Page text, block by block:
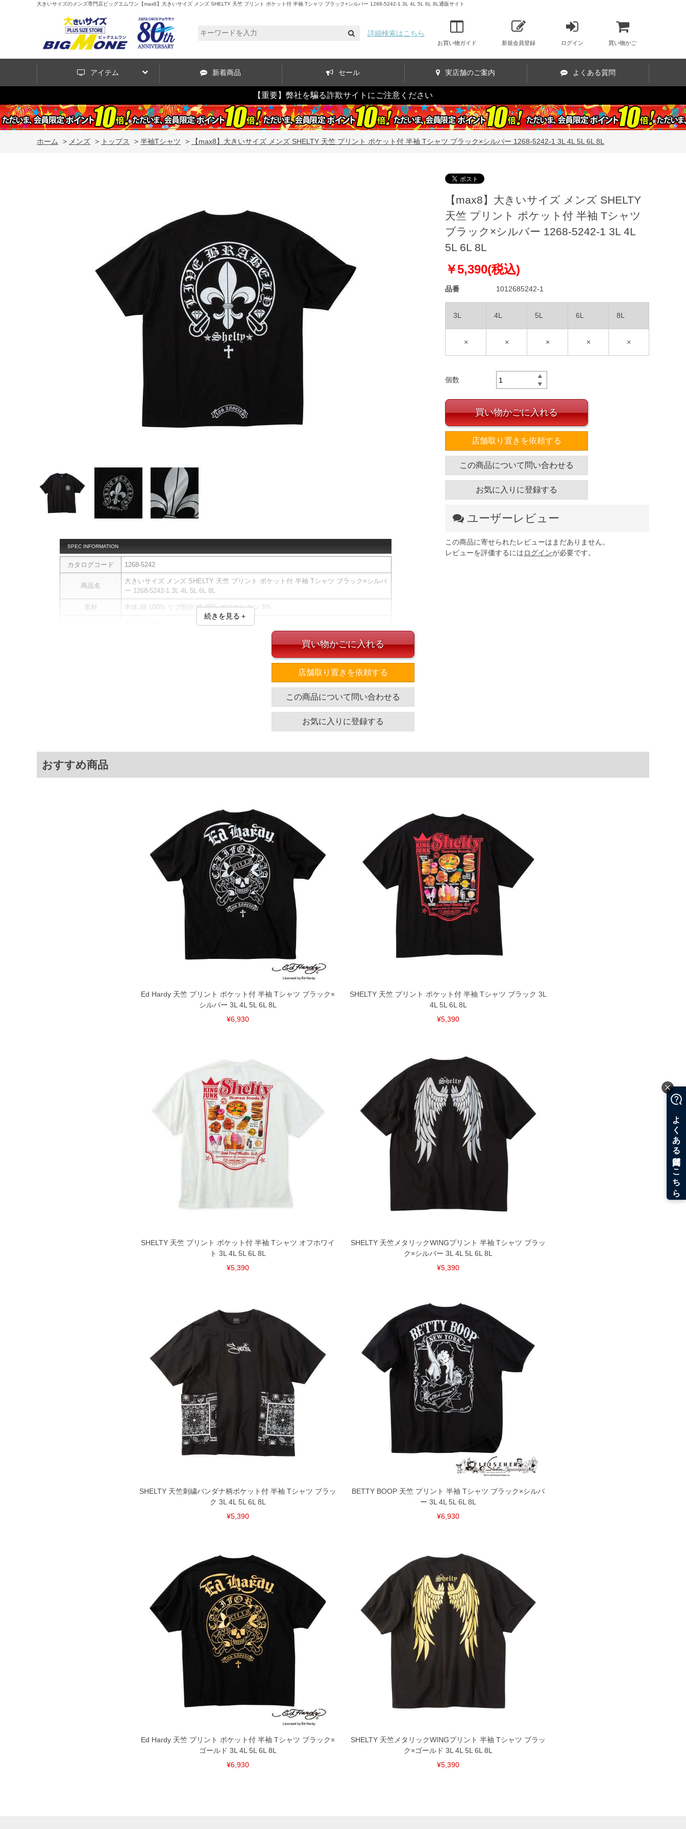
大きいサイズのメンズ専門店ビッグエムワン【max8】大きいサイズ メンズ SHELTY 天竺 プリント ポケット付 半袖 Tシャツ ブラック×シルバー 1268-5242-1 3L 4L 5L 6L 8L通販サイト
詳細検索はこちら
お買い物ガイド 新規会員登録 ログイン 買い物かご
アイテム 新着商品 セール 実店舗のご案内 よくある質問
【重要】弊社を騙る詐欺サイトにご注意ください
ホーム > メンズ > トップス > 半袖Tシャツ > 【max8】大きいサイズ メンズ SHELTY 天竺 プリント ポケット付 半袖 Tシャツ ブラック×シルバー 1268-5242-1 3L 4L 5L 6L 8L
SPEC INFORMATION
カタログコード 1268-5242
商品名
大きいサイズ メンズ SHELTY 天竺 プリント ポケット付 半袖 Tシャツ ブラック×シルバ
ー 1268-5242-1 3L 4L 5L 6L 8L
素材 本体:綿 100% リブ部分:綿 95% ポリウレタン 5%
肩幅 袖丈
60 25
62 26
扱い前に商品付属タグの記載もご確認下さい。
※当店での掲載商品は、実店鋪と在庫を共用しておりますので店頭での売り違い、店舗から
のお取り寄せ等により、お客様にご迷惑をお掛けしてしまう場合がございます。そのような
ことがない様最大限に努めておりますが、もしあった場合速やかにご連絡させて頂きますの
で予めご了承ください。
※【ボトムの裾上げをご希望の場合】
裾上げ料金は500円+税となります。
備考欄に股下●cmとご記入下さい。（裾上げ無料対象商品は1本につき税込6,000円以上の品
が対象。1本5,999円以下の商品は有料（500円+税）となります。）
出荷まで約1週間～20日間程お時間を頂く場合がございます。
尚、裾上げした商品は返品・交換不可となりますので、予めご了承下さい。
一部、お直しに対応出来ない商品がございます。(例：裾にファスナーや調節ひもが付いて
いる、極端なデザインが施されている等)
※【返品交換について】
返品交換希望の方は、商品到着後1週間以内にご連絡ください。
下着(肌着)やワイシャツは商品の性質上、返品交換不可とさせて頂いております。予めご了
続きを見る＋
【max8】大きいサイズ メンズ SHELTY
天竺 プリント ポケット付 半袖 Tシャツ
ブラック×シルバー 1268-5242-1 3L 4L
5L 6L 8L
￥5,390(税込)
品番 1012685242-1
3L 4L 5L 6L 8L
× × × × ×
個数
買い物かごに入れる
店舗取り置きを依頼する
この商品について問い合わせる
お気に入りに登録する
ユーザーレビュー
この商品に寄せられたレビューはまだありません。
レビューを評価するにはログインが必要です。
買い物かごに入れる
店舗取り置きを依頼する
この商品について問い合わせる
お気に入りに登録する
おすすめ商品
Ed Hardy 天竺 プリント ポケット付 半袖 Tシャツ ブラック×
シルバー 3L 4L 5L 6L 8L
¥6,930
SHELTY 天竺 プリント ポケット付 半袖 Tシャツ ブラック 3L
4L 5L 6L 8L
¥5,390
SHELTY 天竺 プリント ポケット付 半袖 Tシャツ オフホワイ
ト 3L 4L 5L 6L 8L
¥5,390
SHELTY 天竺メタリックWINGプリント 半袖 Tシャツ ブラッ
ク×シルバー 3L 4L 5L 6L 8L
¥5,390
SHELTY 天竺刺繍バンダナ柄ポケット付 半袖 Tシャツ ブラッ
ク 3L 4L 5L 6L 8L
¥5,390
BETTY BOOP 天竺 プリント 半袖 Tシャツ ブラック×シルバ
ー 3L 4L 5L 6L 8L
¥6,930
Ed Hardy 天竺 プリント ポケット付 半袖 Tシャツ ブラック×
ゴールド 3L 4L 5L 6L 8L
¥6,930
SHELTY 天竺メタリックWINGプリント 半袖 Tシャツ ブラッ
ク×ゴールド 3L 4L 5L 6L 8L
¥5,390